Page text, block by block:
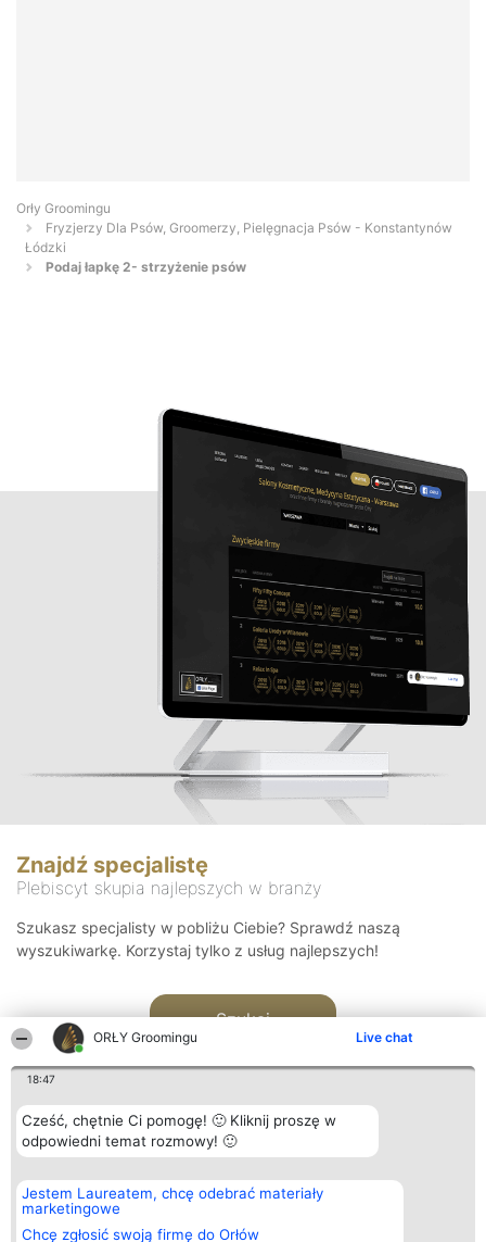
ORŁY Groomingu Live chat
18:47
Cześć, chętnie Ci pomogę! 🙂 Kliknij proszę w
odpowiedni temat rozmowy! 🙂
Jestem Laureatem, chcę odebrać materiały
marketingowe
Chcę zgłosić swoją firmę do Orłów
Orły Groomingu
Fryzjerzy Dla Psów, Groomerzy, Pielęgnacja Psów - Konstantynów
Łódzki
Podaj łapkę 2- strzyżenie psów
Znajdź specjalistę
Plebiscyt skupia najlepszych w branży
Szukasz specjalisty w pobliżu Ciebie? Sprawdź naszą
wyszukiwarkę. Korzystaj tylko z usług najlepszych!
Szukaj
Organizator plebiscytu
Bright Side Solutions sp. z o.
o. sp. k.
ul. Ruska 22
Plebiscyt
Laureaci
wszystkich
Kontakt
Kontakt